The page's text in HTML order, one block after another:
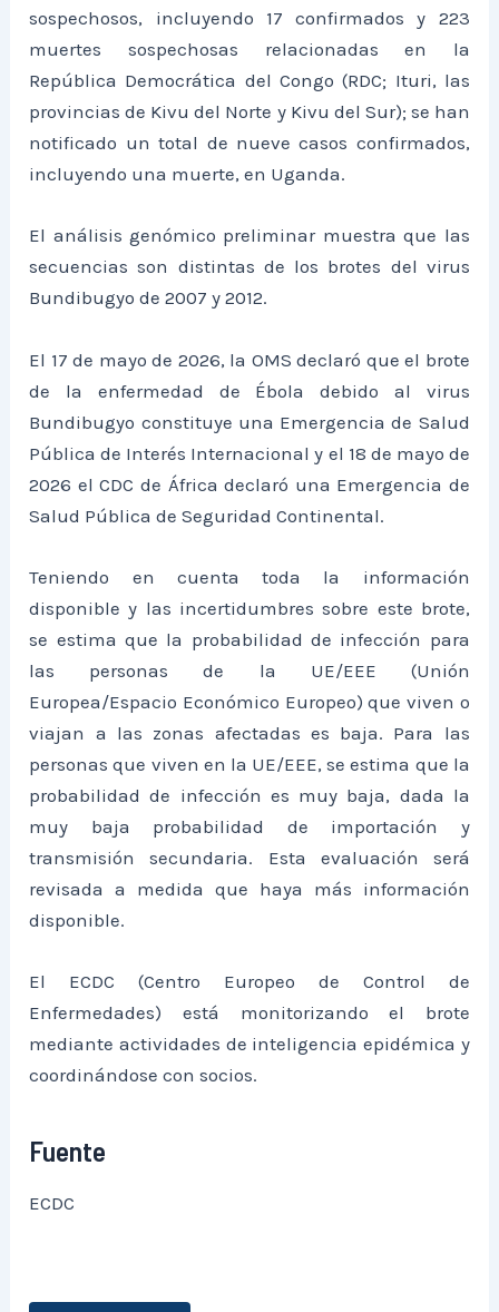
sospechosos, incluyendo 17 confirmados y 223
muertes sospechosas relacionadas en la
República Democrática del Congo (RDC; Ituri, las
provincias de Kivu del Norte y Kivu del Sur); se han
notificado un total de nueve casos confirmados,
incluyendo una muerte, en Uganda.
El análisis genómico preliminar muestra que las
secuencias son distintas de los brotes del virus
Bundibugyo de 2007 y 2012.
El 17 de mayo de 2026, la OMS declaró que el brote
de la enfermedad de Ébola debido al virus
Bundibugyo constituye una Emergencia de Salud
Pública de Interés Internacional y el 18 de mayo de
2026 el CDC de África declaró una Emergencia de
Salud Pública de Seguridad Continental.
Teniendo en cuenta toda la información
disponible y las incertidumbres sobre este brote,
se estima que la probabilidad de infección para
las personas de la UE/EEE (Unión
Europea/Espacio Económico Europeo) que viven o
viajan a las zonas afectadas es baja. Para las
personas que viven en la UE/EEE, se estima que la
probabilidad de infección es muy baja, dada la
muy baja probabilidad de importación y
transmisión secundaria. Esta evaluación será
revisada a medida que haya más información
disponible.
El ECDC (Centro Europeo de Control de
Enfermedades) está monitorizando el brote
mediante actividades de inteligencia epidémica y
coordinándose con socios.
Fuente
ECDC